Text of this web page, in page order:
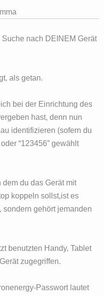
nach DEINEM Gerät
als getan.
bei der Einrichtung des
hast, denn nun
identifizieren (sofern du
“123456” gewählt
du das Gerät mit
koppeln sollst,ist es
gehört jemanden
benutzten Handy, Tablet
zugegriffen.
Passwort lautet